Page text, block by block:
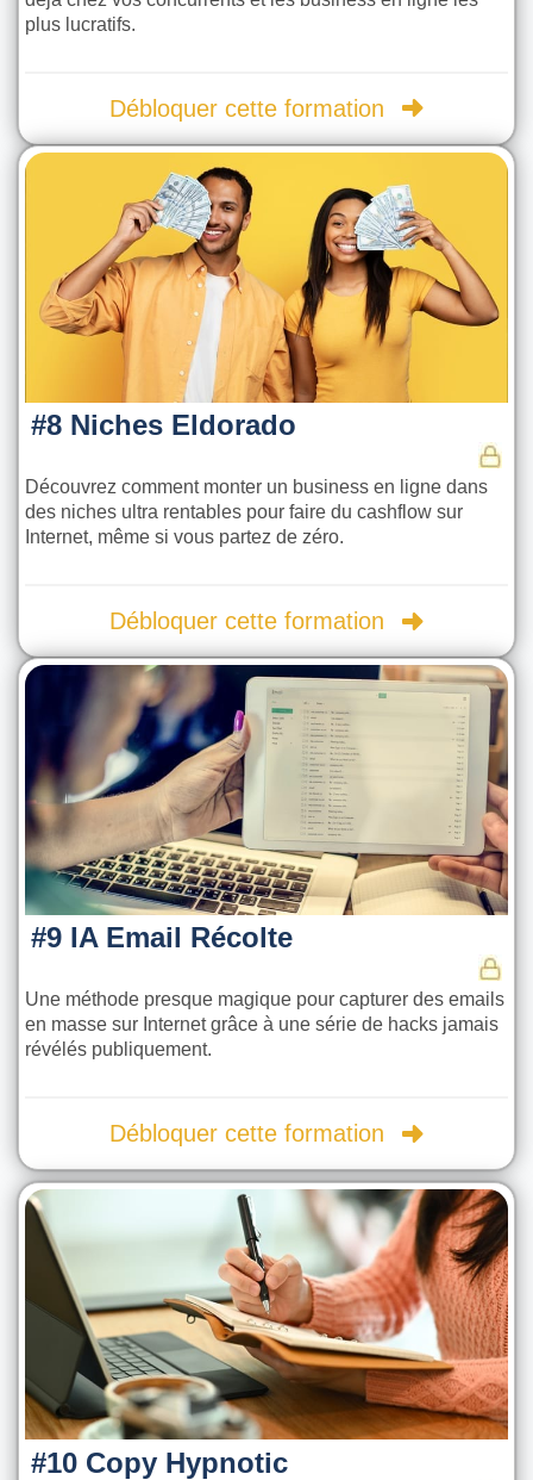
plus lucratifs.
Débloquer cette formation
#8 Niches Eldorado
Découvrez comment monter un business en ligne dans
des niches ultra rentables pour faire du cashflow sur
Internet, même si vous partez de zéro.
Débloquer cette formation
#9 IA Email Récolte
Une méthode presque magique pour capturer des emails
en masse sur Internet grâce à une série de hacks jamais
révélés publiquement.
Débloquer cette formation
#10 Copy Hypnotic